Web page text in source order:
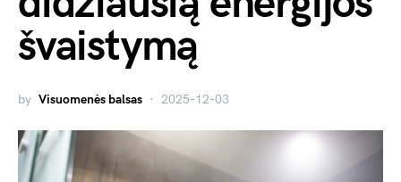
švaistymą
by Visuomenės balsas 2025-12-03